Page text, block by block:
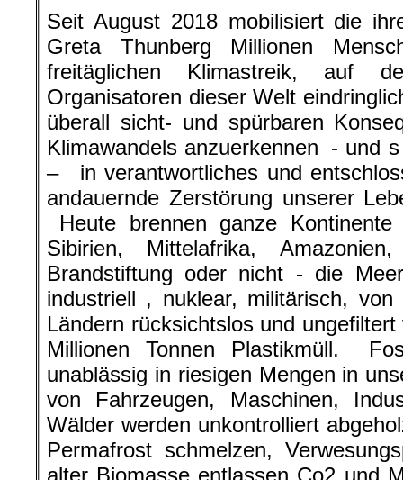
Seit August 2018 mobilisiert die
Greta Thunberg Millionen
freitäglichen Klimastreik, auf
Organisatoren dieser Welt
überall sicht- und spürbaren
Klimawandels anzuerkennen - und
– in verantwortliches und
andauernde Zerstörung unserer
Heute brennen ganze
Sibirien, Mittelafrika,
Brandstiftung oder nicht - die
industriell , nuklear, militärisch,
Ländern rücksichtslos und
Millionen Tonnen Plastikmüll.
unablässig in riesigen Mengen in
von Fahrzeugen, Maschinen,
Wälder werden unkontrolliert
Permafrost schmelzen,
alter Biomasse entlassen Co2 und